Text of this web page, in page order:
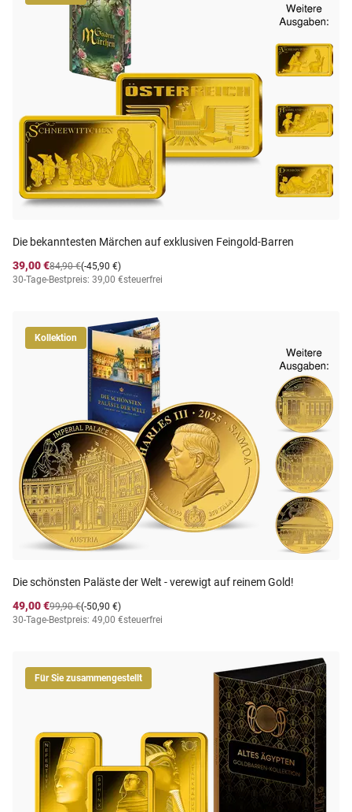
Die bekanntesten Märchen auf exklusiven Feingold-Barren
39,00 €
(-45,90 €)
84,90 €
30-Tage-Bestpreis: 39,00 €steuerfrei
Kollektion
Die schönsten Paläste der Welt - verewigt auf reinem Gold!
49,00 €
(-50,90 €)
99,90 €
30-Tage-Bestpreis: 49,00 €steuerfrei
Für Sie zusammengestellt